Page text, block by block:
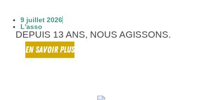
9 juillet 2026
L'asso
DEPUIS 13 ANS, NOUS AGISSONS.
EN SAVOIR PLUS